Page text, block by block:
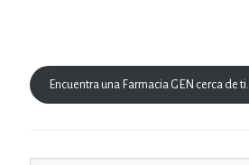
Encuentra una Farmacia GEN cerca de ti.